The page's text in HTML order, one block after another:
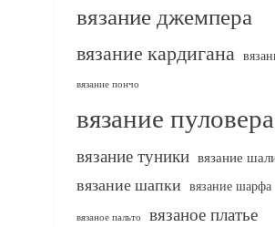
вязание джемпера
вязание кардигана
вязание пончо
вязание пуловера
вязание туники вязание
вязание шапки вязание шарфа
вязаное пальто вязаное платье